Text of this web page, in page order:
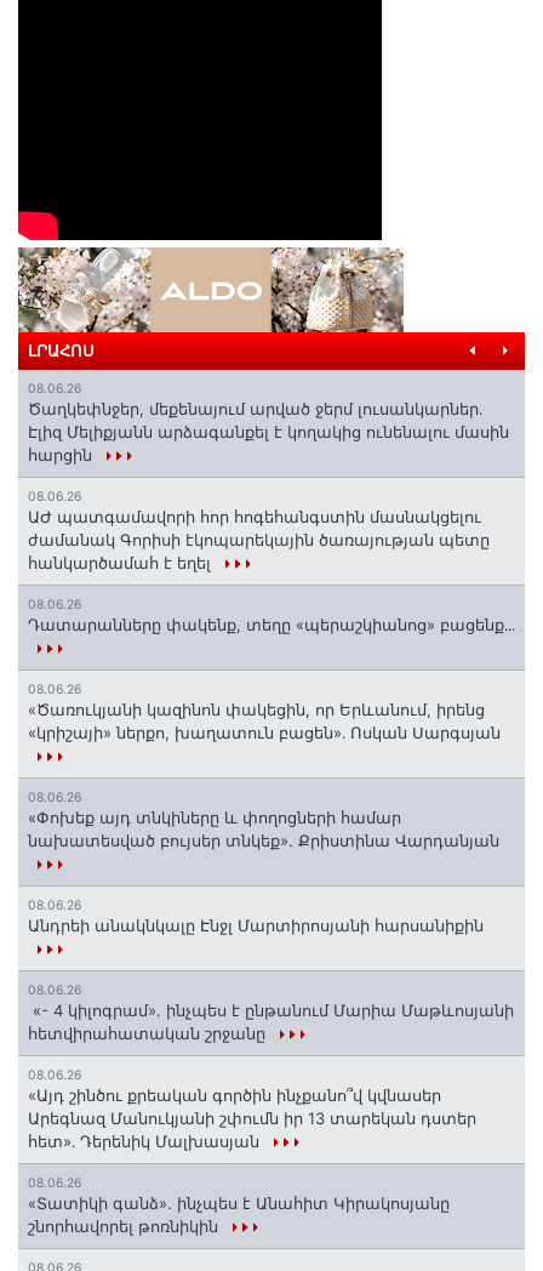
ԼՐԱՀՈՍ
08.06.26
Ծաղկեփնջեր, մեքենայում արված ջերմ լուսանկարներ.
Էլիզ Մելիքյանն արձագանքել է կողակից ունենալու մասին
հարցին
08.06.26
ԱԺ պատգամավորի հոր հոգեհանգստին մասնակցելու
ժամանակ Գորիսի էկոպարեկային ծառայության պետը
հանկարծամահ է եղել
08.06.26
Դատարանները փակենք, տեղը «պերաշկիանոց» բացենք․․․
08.06.26
«Ծառուկյանի կազինոն փակեցին, որ Երևանում, իրենց
«կրիշայի» ներքո, խաղատուն բացեն»․ Ոսկան Սարգսյան
08.06.26
«Փոխեք այդ տնկիները և փողոցների համար
նախատեսված բույսեր տնկեք». Քրիստինա Վարդանյան
08.06.26
Անդրեի անակնկալը Էնջլ Մարտիրոսյանի հարսանիքին
08.06.26
«- 4 կիլոգրամ». ինչպես է ընթանում Մարիա Մաթևոսյանի
հետվիրահատական շրջանը
08.06.26
«Այդ շինծու քրեական գործին ինչքանո՞վ կվնասեր
Արեգնազ Մանուկյանի շփումն իր 13 տարեկան դստեր
հետ»․ Դերենիկ Մալխասյան
08.06.26
«Տատիկի գանձ». ինչպես է Անահիտ Կիրակոսյանը
շնորհավորել թոռնիկին